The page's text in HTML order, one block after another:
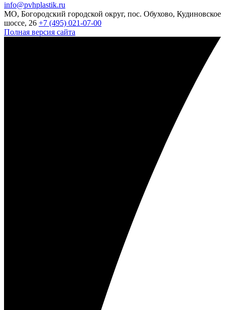
info@pvhplastik.ru
МО, Богородский городской округ, пос. Обухово, Кудиновское
шоссе, 26 +7 (495) 021-07-00
Полная версия сайта